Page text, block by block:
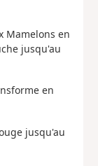
Mamelons en
jusqu'au
en
jusqu'au